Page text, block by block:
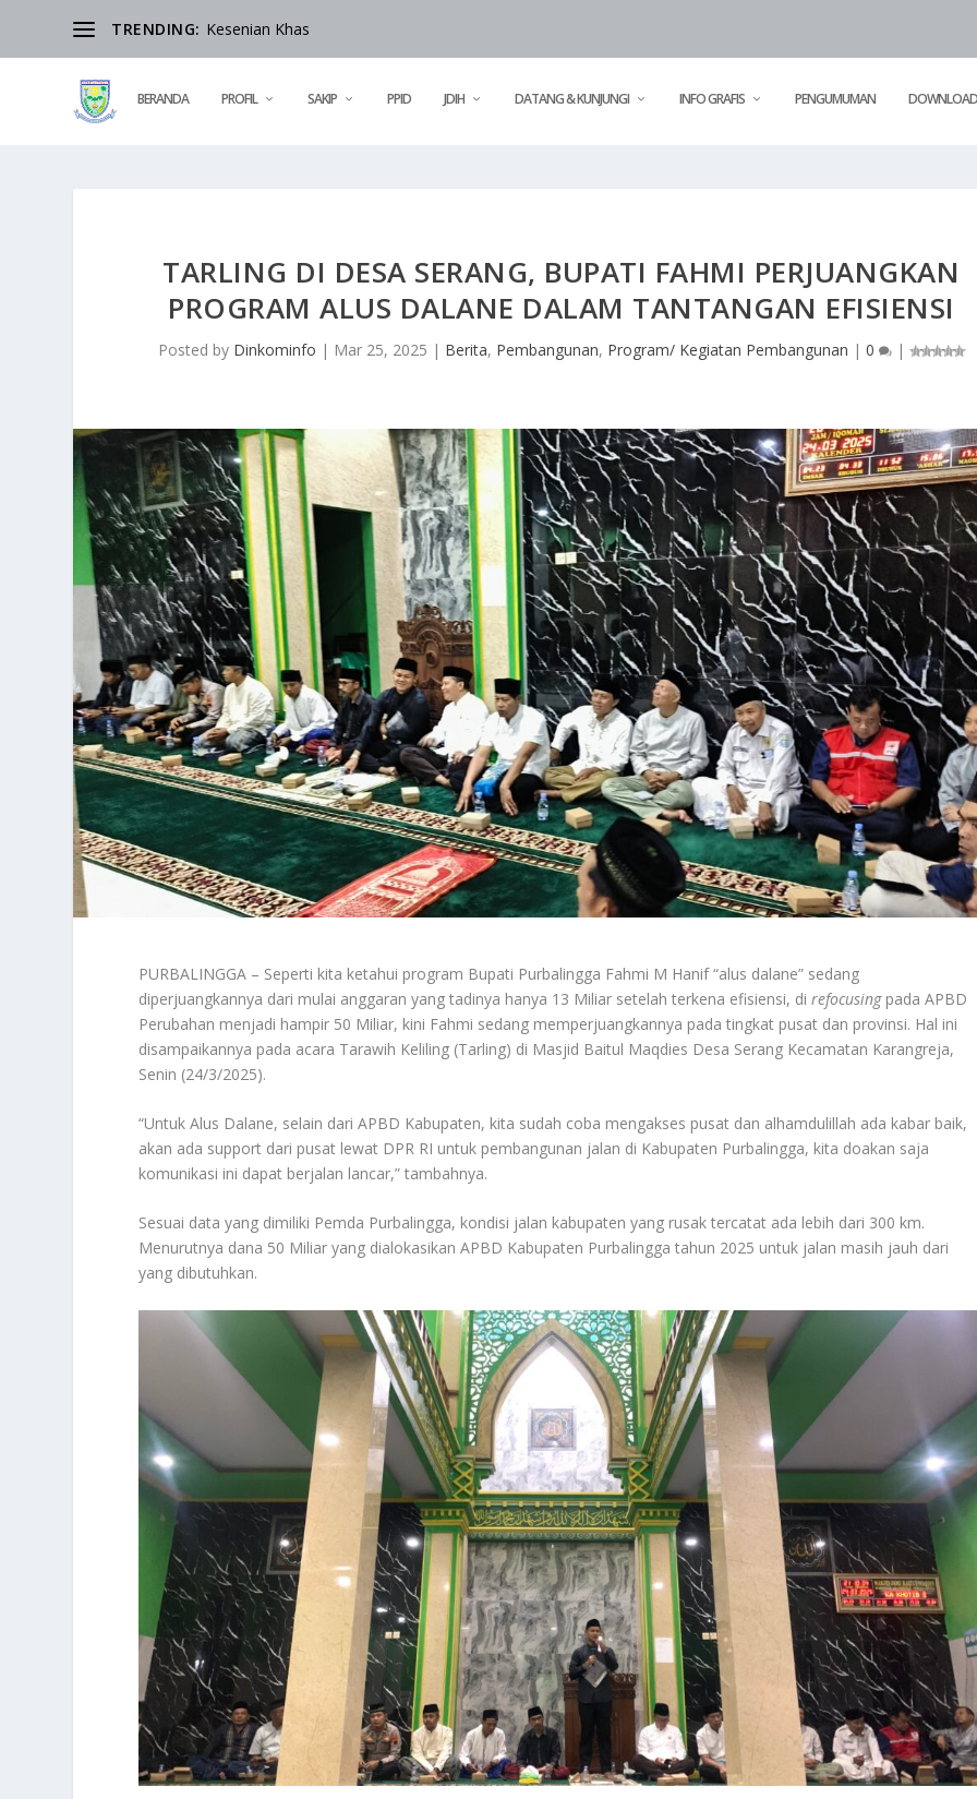
TRENDING: Kesenian Khas
BERANDA PROFIL SAKIP PPID JDIH DATANG & KUNJUNGI INFO GRAFIS PENGUMUMAN DOWNLOAD
TARLING DI DESA SERANG, BUPATI FAHMI PERJUANGKAN
PROGRAM ALUS DALANE DALAM TANTANGAN EFISIENSI
Posted by Dinkominfo | Mar 25, 2025 | Berita, Pembangunan, Program/ Kegiatan Pembangunan |0 |
PURBALINGGA – Seperti kita ketahui program Bupati Purbalingga Fahmi M Hanif “alus dalane” sedang
diperjuangkannya dari mulai anggaran yang tadinya hanya 13 Miliar setelah terkena efisiensi, direfocusingpada APBD
Perubahan menjadi hampir 50 Miliar, kini Fahmi sedang memperjuangkannya pada tingkat pusat dan provinsi. Hal ini
disampaikannya pada acara Tarawih Keliling (Tarling) di Masjid Baitul Maqdies Desa Serang Kecamatan Karangreja,
Senin (24/3/2025).
“Untuk Alus Dalane, selain dari APBD Kabupaten, kita sudah coba mengakses pusat dan alhamdulillah ada kabar baik,
akan ada support dari pusat lewat DPR RI untuk pembangunan jalan di Kabupaten Purbalingga, kita doakan saja
komunikasi ini dapat berjalan lancar,” tambahnya.
Sesuai data yang dimiliki Pemda Purbalingga, kondisi jalan kabupaten yang rusak tercatat ada lebih dari 300 km.
Menurutnya dana 50 Miliar yang dialokasikan APBD Kabupaten Purbalingga tahun 2025 untuk jalan masih jauh dari
yang dibutuhkan.